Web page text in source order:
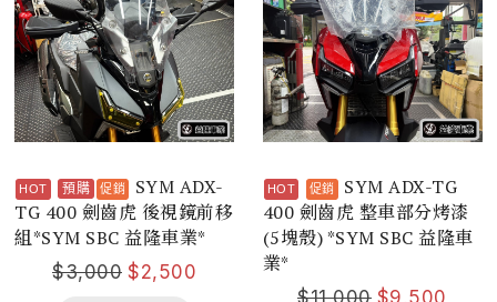
預購
SYM ADX-
TG 400 劍齒虎 後視鏡前移
組*SYM SBC 益隆車業*
$3,000 $2,500
SYM ADX-TG
400 劍齒虎 整車部分烤漆
(5塊殼) *SYM SBC 益隆車
業*
$11,000 $9,500